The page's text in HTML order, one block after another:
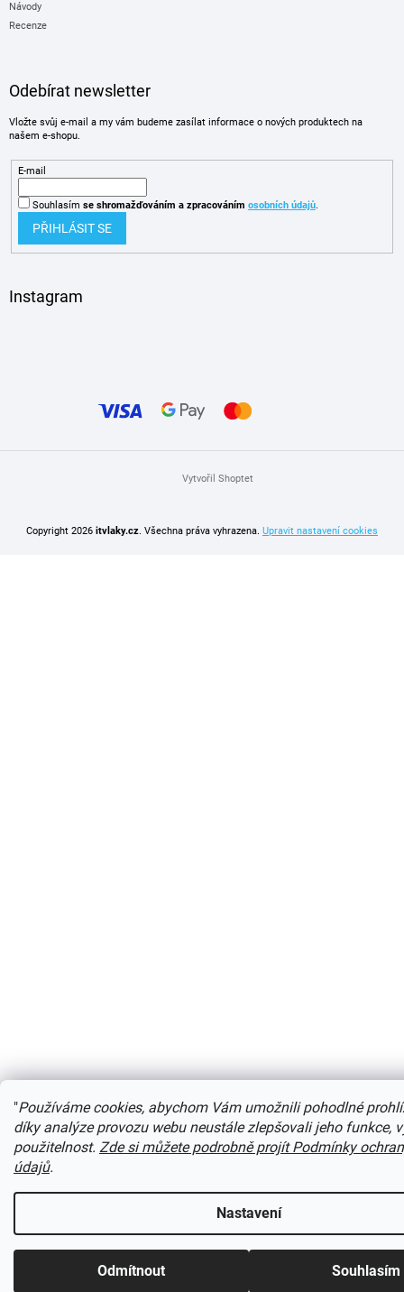
"Používáme cookies, abychom Vám umožnili pohodlné
díky analýze provozu webu neustále zlepšovali jeho funkce,
použitelnost. Zde si můžete podrobně projít Podmínky
údajů.
Nastavení
Odmítnout Souhlasím
Návody
Recenze
Odebírat newsletter
Vložte svůj e-mail a my vám budeme zasílat informace o nových produktech na
našem e-shopu.
E-mail
Souhlasím se shromažďováním a zpracováním osobních údajů.
PŘIHLÁSIT SE
Instagram
Vytvořil Shoptet
Copyright 2026 itvlaky.cz . Všechna práva vyhrazena. Upravit nastavení cookies